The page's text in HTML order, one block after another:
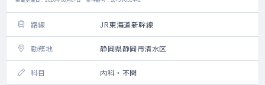
路線 JR東海道新幹線
勤務地 静岡県静岡市清水区
科目 内科・不問